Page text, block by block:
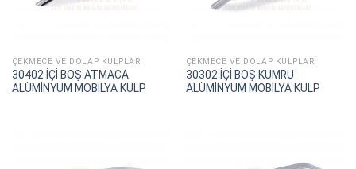
ÇEKMECE VE DOLAP KULPLARI
30402 İÇİ BOŞ ATMACA
ALÜMİNYUM MOBİLYA KULP
ÇEKMECE VE DOLAP KULPLARI
30302 İÇİ BOŞ KUMRU
ALÜMİNYUM MOBİLYA KULP